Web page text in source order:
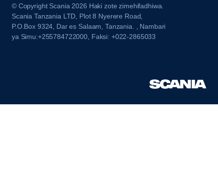
© Copyright Scania 2026 Haki zote zimehifadhiwa.
Scania Tanzania LTD, Plot 8 Nyerere Road,
P.O.Box 9324, Dar es Salaam, Tanzania. , Nambari
ya Simu:+255784722000, Faksi: +022-2865033